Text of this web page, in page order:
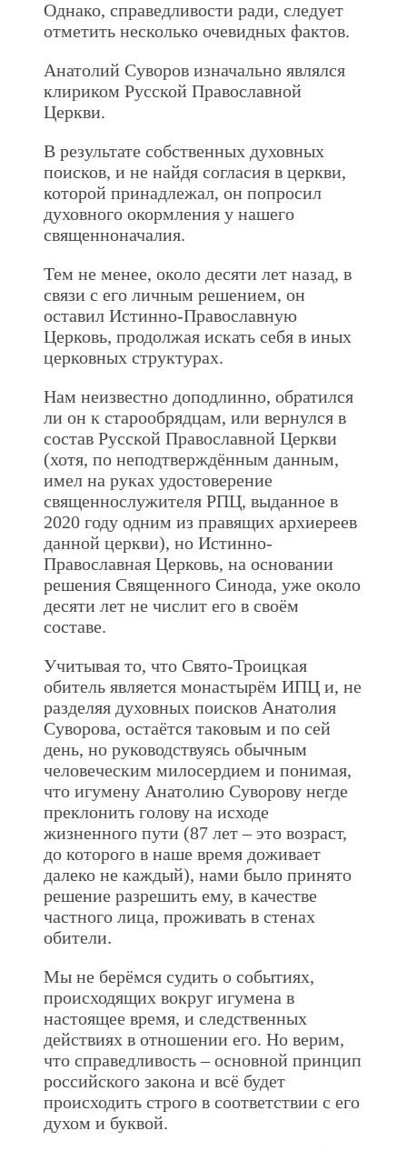
Однако, справедливости ради, следует
отметить несколько очевидных фактов.
Анатолий Суворов изначально являлся
клириком Русской Православной
Церкви.
В результате собственных духовных
поисков, и не найдя согласия в церкви,
которой принадлежал, он попросил
духовного окормления у нашего
священноначалия.
Тем не менее, около десяти лет назад, в
связи с его личным решением, он
оставил Истинно-Православную
Церковь, продолжая искать себя в иных
церковных структурах.
Нам неизвестно доподлинно, обратился
ли он к старообрядцам, или вернулся в
состав Русской Православной Церкви
(хотя, по неподтверждённым данным,
имел на руках удостоверение
священнослужителя РПЦ, выданное в
2020 году одним из правящих архиереев
данной церкви), но Истинно-
Православная Церковь, на основании
решения Священного Синода, уже около
десяти лет не числит его в своём
составе.
Учитывая то, что Свято-Троицкая
обитель является монастырём ИПЦ и, не
разделяя духовных поисков Анатолия
Суворова, остаётся таковым и по сей
день, но руководствуясь обычным
человеческим милосердием и понимая,
что игумену Анатолию Суворову негде
преклонить голову на исходе
жизненного пути (87 лет – это возраст,
до которого в наше время доживает
далеко не каждый), нами было принято
решение разрешить ему, в качестве
частного лица, проживать в стенах
обители.
Мы не берёмся судить о событиях,
происходящих вокруг игумена в
настоящее время, и следственных
действиях в отношении его. Но верим,
что справедливость – основной принцип
российского закона и всё будет
происходить строго в соответствии с его
духом и буквой.